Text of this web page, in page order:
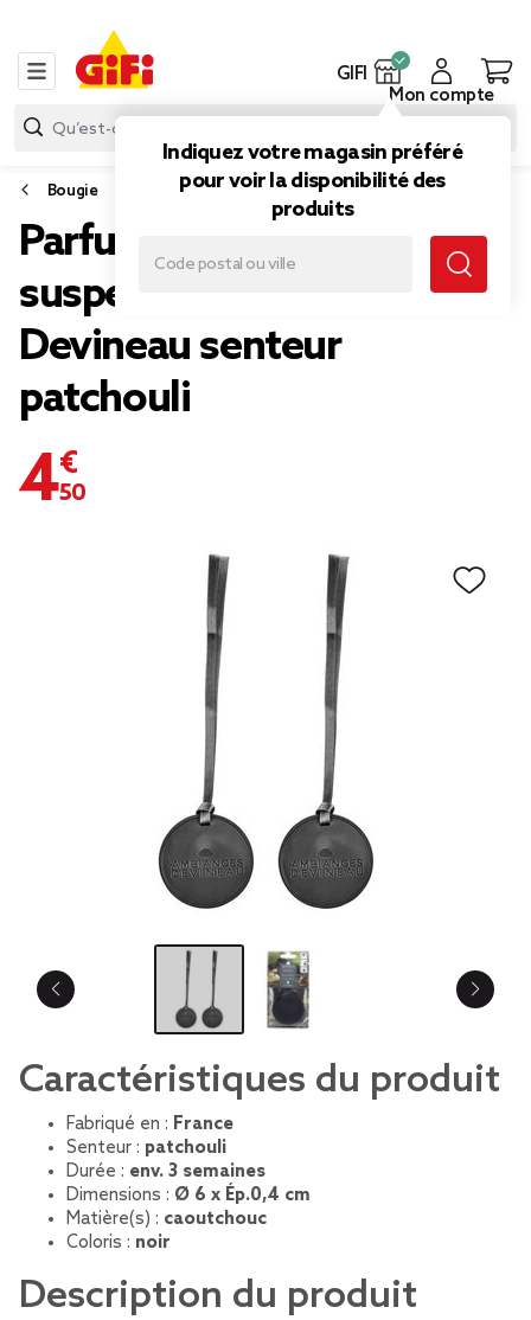
GIFI
Indiquez votre magasin préféré
pour voir la disponibilité des
produits
Mon compte
Bougie
Parfum d'ambiance à
suspendre x2 Ambiances
Devineau senteur
patchouli
4,50 €
Caractéristiques du produit
Fabriqué en : France
Senteur : patchouli
Durée : env. 3 semaines
Dimensions : Ø 6 x Ép.0,4 cm
Matière(s) : caoutchouc
Coloris : noir
Description du produit